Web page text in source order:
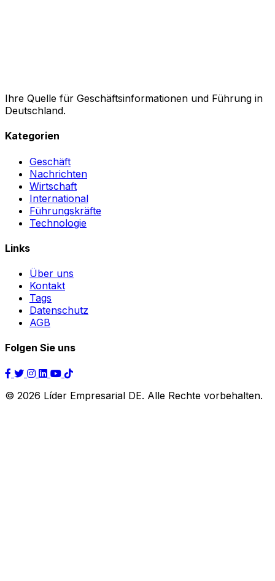
Ihre Quelle für Geschäftsinformationen und Führung in
Deutschland.
Kategorien
Geschäft
Nachrichten
Wirtschaft
International
Führungskräfte
Technologie
Links
Über uns
Kontakt
Tags
Datenschutz
AGB
Folgen Sie uns
© 2026 Líder Empresarial DE. Alle Rechte vorbehalten.